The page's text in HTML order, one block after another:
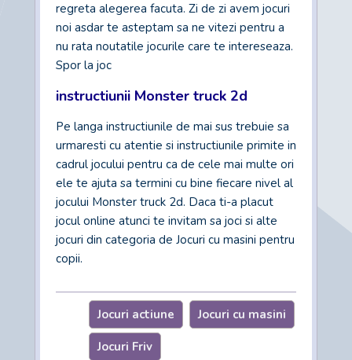
regreta alegerea facuta. Zi de zi avem jocuri
noi asdar te asteptam sa ne vitezi pentru a
nu rata noutatile jocurile care te intereseaza.
Spor la joc
instructiunii Monster truck 2d
Pe langa instructiunile de mai sus trebuie sa
urmaresti cu atentie si instructiunile primite in
cadrul jocului pentru ca de cele mai multe ori
ele te ajuta sa termini cu bine fiecare nivel al
jocului Monster truck 2d. Daca ti-a placut
jocul online atunci te invitam sa joci si alte
jocuri din categoria de Jocuri cu masini pentru
copii.
Jocuri actiune Jocuri cu masini
Jocuri Friv